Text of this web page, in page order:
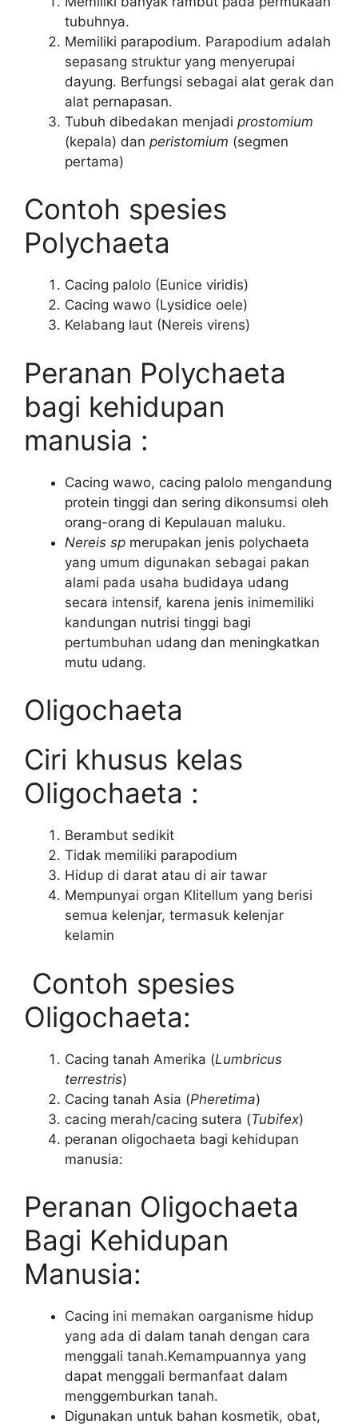
tubuhnya.
Memiliki parapodium. Parapodium adalah
sepasang struktur yang menyerupai
dayung. Berfungsi sebagai alat gerak dan
alat pernapasan.
Tubuh dibedakan menjadi prostomium
(kepala) dan peristomium (segmen
pertama)
Contoh spesies
Polychaeta
Cacing palolo (Eunice viridis)
Cacing wawo (Lysidice oele)
Kelabang laut (Nereis virens)
Peranan Polychaeta
bagi kehidupan
manusia :
Cacing wawo, cacing palolo mengandung
protein tinggi dan sering dikonsumsi oleh
orang-orang di Kepulauan maluku.
Nereis sp merupakan jenis polychaeta
yang umum digunakan sebagai pakan
alami pada usaha budidaya udang
secara intensif, karena jenis inimemiliki
kandungan nutrisi tinggi bagi
pertumbuhan udang dan meningkatkan
mutu udang.
Oligochaeta
Ciri khusus kelas
Oligochaeta :
Berambut sedikit
Tidak memiliki parapodium
Hidup di darat atau di air tawar
Mempunyai organ Klitellum yang berisi
semua kelenjar, termasuk kelenjar
kelamin
Contoh spesies
Oligochaeta:
Cacing tanah Amerika (Lumbricus
terrestris)
Cacing tanah Asia (Pheretima)
cacing merah/cacing sutera (Tubifex)
peranan oligochaeta bagi kehidupan
manusia:
Peranan Oligochaeta
Bagi Kehidupan
Manusia:
Cacing ini memakan oarganisme hidup
yang ada di dalam tanah dengan cara
menggali tanah.Kemampuannya yang
dapat menggali bermanfaat dalam
menggemburkan tanah.
Digunakan untuk bahan kosmetik, obat,